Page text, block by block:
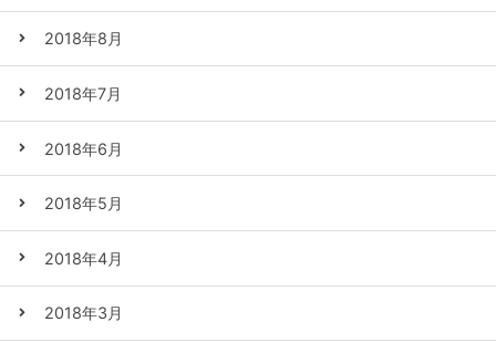
2018年8月
2018年7月
2018年6月
2018年5月
2018年4月
2018年3月